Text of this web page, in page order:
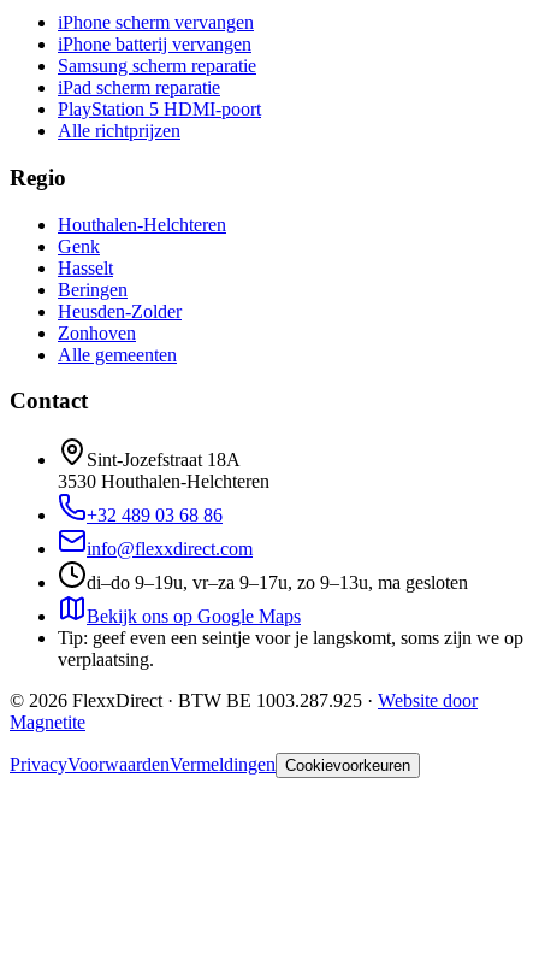
iPhone scherm vervangen
iPhone batterij vervangen
Samsung scherm reparatie
iPad scherm reparatie
PlayStation 5 HDMI-poort
Alle richtprijzen
Regio
Houthalen-Helchteren
Genk
Hasselt
Beringen
Heusden-Zolder
Zonhoven
Alle gemeenten
Contact
Sint-Jozefstraat 18A
3530 Houthalen-Helchteren
+32 489 03 68 86
info@flexxdirect.com
di–do 9–19u, vr–za 9–17u, zo 9–13u, ma gesloten
Bekijk ons op Google Maps
Tip: geef even een seintje voor je langskomt, soms zijn we op
verplaatsing.
© 2026 FlexxDirect · BTW BE 1003.287.925 · Website door
Magnetite
PrivacyVoorwaardenVermeldingen Cookievoorkeuren